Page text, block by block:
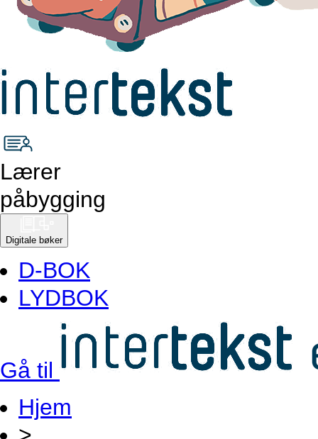
Lærer
påbygging
Digitale bøker
D-BOK
LYDBOK
Gå til
Hjem